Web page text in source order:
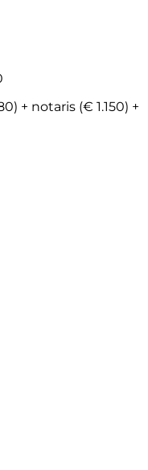
+ notaris (€ 1.150) +